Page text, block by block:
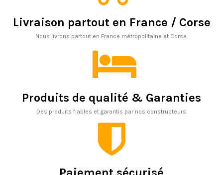
Livraison partout en France / Corse
Nous livrons partout en France métropolitaine et Corse.
Produits de qualité & Garanties
Des produits fiables et garantis par nos constructeurs.